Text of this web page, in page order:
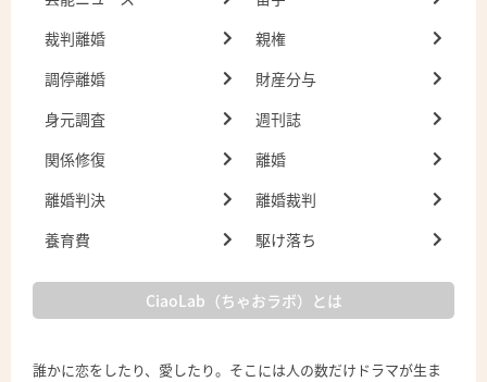
裁判離婚
親権
調停離婚
財産分与
身元調査
週刊誌
関係修復
離婚
離婚判決
離婚裁判
養育費
駆け落ち
CiaoLab（ちゃおラボ）とは
誰かに恋をしたり、愛したり。そこには人の数だけドラマが生ま